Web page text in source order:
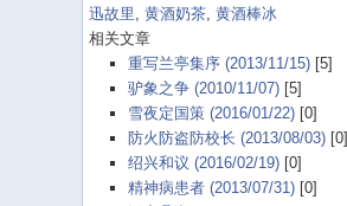
迅故里,黄酒奶茶,黄酒棒冰
相关文章
重写兰亭集序 (2013/11/15)[5]
驴象之争 (2010/11/07)[5]
雪夜定国策 (2016/01/22)[0]
防火防盗防校长 (2013/08/03)[0]
绍兴和议 (2016/02/19)[0]
精神病患者 (2013/07/31)[0]